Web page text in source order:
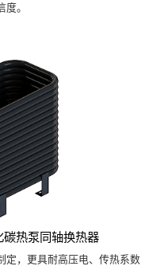
。
热泵同轴换热器
定，更具耐高压电、传热系数